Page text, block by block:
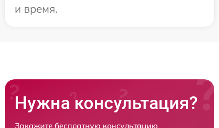
и время.
Нужна консультация?
Закажите бесплатную консультацию